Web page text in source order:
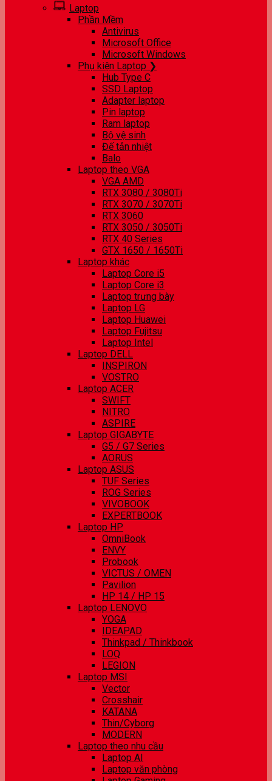
Laptop
Phần Mềm
Antivirus
Microsoft Office
Microsoft Windows
Phụ kiện Laptop ❯
Hub Type C
SSD Laptop
Adapter laptop
Pin laptop
Ram laptop
Bộ vệ sinh
Đế tản nhiệt
Balo
Laptop theo VGA
VGA AMD
RTX 3080 / 3080Ti
RTX 3070 / 3070Ti
RTX 3060
RTX 3050 / 3050Ti
RTX 40 Series
GTX 1650 / 1650Ti
Laptop khác
Laptop Core i5
Laptop Core i3
Laptop trưng bày
Laptop LG
Laptop Huawei
Laptop Fujitsu
Laptop Intel
Laptop DELL
INSPIRON
VOSTRO
Laptop ACER
SWIFT
NITRO
ASPIRE
Laptop GIGABYTE
G5 / G7 Series
AORUS
Laptop ASUS
TUF Series
ROG Series
VIVOBOOK
EXPERTBOOK
Laptop HP
OmniBook
ENVY
Probook
VICTUS / OMEN
Pavilion
HP 14 / HP 15
Laptop LENOVO
YOGA
IDEAPAD
Thinkpad / Thinkbook
LOQ
LEGION
Laptop MSI
Vector
Crosshair
KATANA
Thin/Cyborg
MODERN
Laptop theo nhu cầu
Laptop AI
Laptop văn phòng